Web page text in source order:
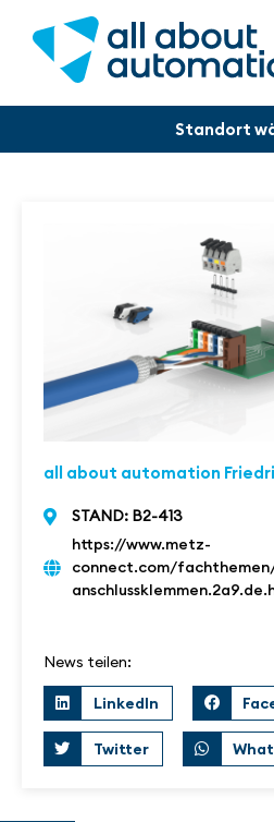
all about automation
STAND: B2-413
https://www.metz-
connect.com/
News teilen:
LinkedIn
Twitter